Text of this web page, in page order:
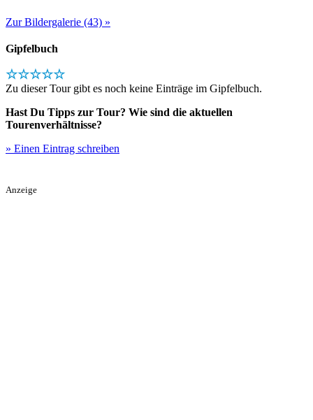
Zur Bildergalerie (43) »
Gipfelbuch
☆☆☆☆☆
Zu dieser Tour gibt es noch keine Einträge im Gipfelbuch.
Hast Du Tipps zur Tour? Wie sind die aktuellen
Tourenverhältnisse?
» Einen Eintrag schreiben
Anzeige